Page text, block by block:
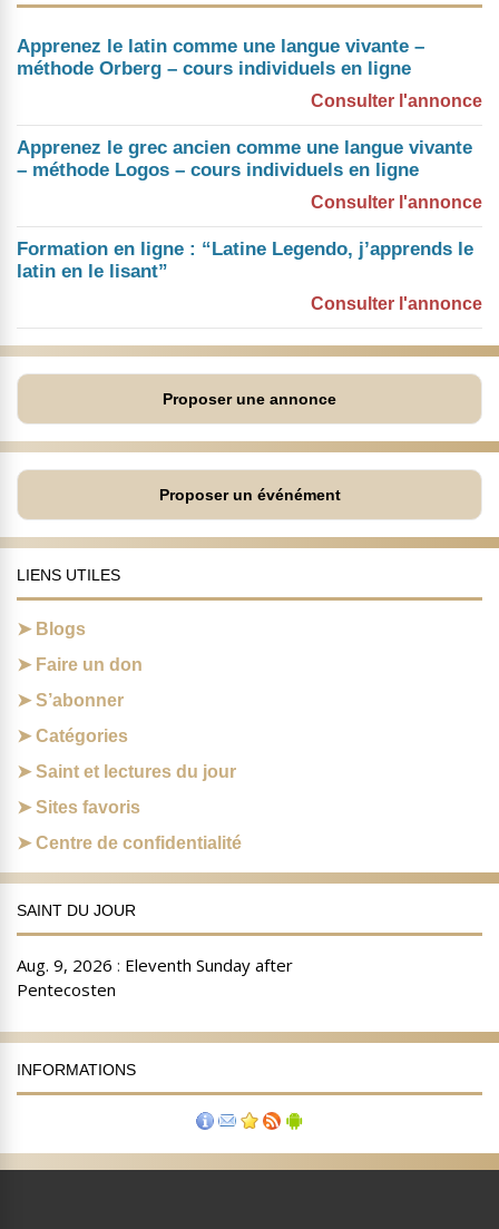
Apprenez le latin comme une langue vivante –
méthode Orberg – cours individuels en ligne
Consulter l'annonce
Apprenez le grec ancien comme une langue vivante
– méthode Logos – cours individuels en ligne
Consulter l'annonce
Formation en ligne : “Latine Legendo, j’apprends le
latin en le lisant”
Consulter l'annonce
Proposer une annonce
Proposer un événément
LIENS UTILES
Blogs
Faire un don
S’abonner
Catégories
Saint et lectures du jour
Sites favoris
Centre de confidentialité
SAINT DU JOUR
INFORMATIONS